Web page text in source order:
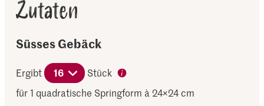
Zutaten
Süsses Gebäck
Ergibt 16
Stück
für 1 quadratische Springform à 24×24 cm